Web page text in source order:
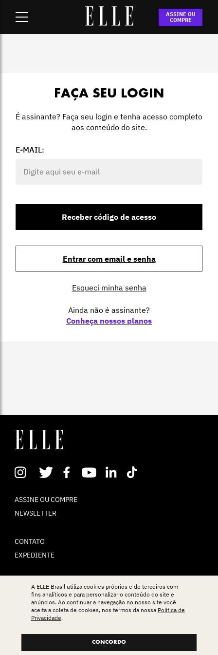
ASSINE OU
COMPRE
FAÇA SEU LOGIN
É assinante? Faça seu login e tenha acesso completo
aos conteúdo do site.
E-MAIL:
Receber código de acesso
Entrar com email e senha
Esqueci minha senha
Ainda não é assinante?
Conheça nossos planos
ASSINE OU COMPRE
NEWSLETTER
CONTATO
EXPEDIENTE
POLÍTICA DE PRIVACIDADE
TERMOS DE USO
A ELLE Brasil utiliza cookies próprios e de terceiros com
fins analíticos e para personalizar o conteúdo do site e
anúncios. Ao continuar a navegação no nosso site você
aceita a coleta de cookies, nos termos da nossa Política de
Privacidade.
CONCORDO